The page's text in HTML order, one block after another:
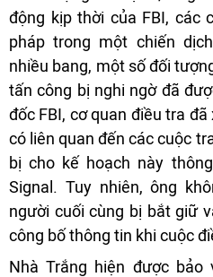
động kịp thời của FBI, các
pháp trong một chiến
nhiều bang, một số đối
tấn công bị nghi ngờ đã
đốc FBI, cơ quan điều tra
có liên quan đến các cuộc
bị cho kế hoạch này
Signal. Tuy nhiên, ông
người cuối cùng bị bắt giữ
công bố thông tin khi cuộc
Nhà Trắng hiện được